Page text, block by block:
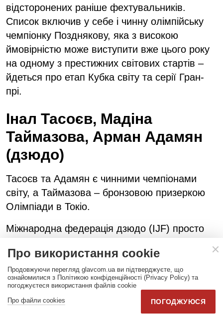
відсторонених раніше фехтувальників.
Список включив у себе і чинну олімпійську
чемпіонку Позднякову, яка з високою
ймовірністю може виступити вже цього року
на одному з престижних світових стартів –
йдеться про етап Кубка світу та серії Гран-
прі.
Інал Тасоєв, Мадіна
Таймазова, Арман Адамян
(дзюдо)
Тасоєв та Адамян є чинними чемпіонами
світу, а Таймазова – бронзовою призеркою
Олімпіади в Токіо.
Міжнародна федерація дзюдо (IJF) просто
росіянами. Коли ж журналісти задають про
це питання, то IJF відповідає, що була
проведена незалежна перевірка, але вона
не виявила фактів підтримки війни.
Про використання cookie
Продовжуючи перегляд glavcom.ua ви підтверджуєте, що
ознайомилися з Політикою конфіденційності (Privacy Policy) та
погоджуєтеся використання файлів cookie
Про файли cookies
ПОГОДЖУЮСЯ